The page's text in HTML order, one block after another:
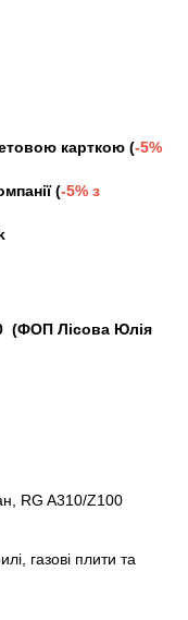
карткою (-5%
(-5% з
(ФОП Лісова Юлія
RG A310/Z100
газові плити та